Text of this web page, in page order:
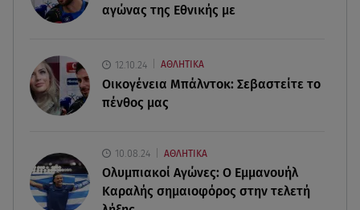
09.08.26 , 10:46
09.08.26 , 10:43
Αλέξης Γεωργούλης: Η ανάρτηση από την
παραλία και οι κοιλιακοί!
09.08.26 , 10:33
ΕΦΕΤ: Ανακαλείται πασίγνωστη μαρμελάδα
φράουλα
αγώνας της Εθνικής με
12.10.24 ΑΘΛΗΤΙΚΑ
Οικογένεια Μπάλντοκ: Σεβαστείτε το
πένθος μας
10.08.24 ΑΘΛΗΤΙΚΑ
Ολυμπιακοί Αγώνες: Ο Εμμανουήλ
Καραλής σημαιοφόρος στην τελετή